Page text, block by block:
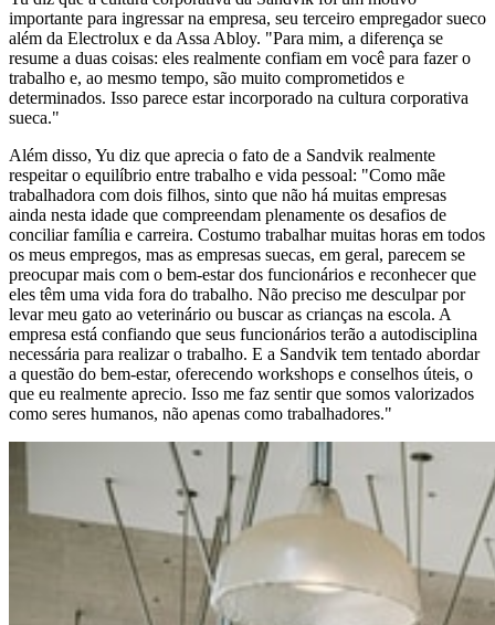
importante para ingressar na empresa, seu terceiro empregador sueco
além da Electrolux e da Assa Abloy. "Para mim, a diferença se
resume a duas coisas: eles realmente confiam em você para fazer o
trabalho e, ao mesmo tempo, são muito comprometidos e
determinados. Isso parece estar incorporado na cultura corporativa
sueca."
Além disso, Yu diz que aprecia o fato de a Sandvik realmente
respeitar o equilíbrio entre trabalho e vida pessoal: "Como mãe
trabalhadora com dois filhos, sinto que não há muitas empresas
ainda nesta idade que compreendam plenamente os desafios de
conciliar família e carreira. Costumo trabalhar muitas horas em todos
os meus empregos, mas as empresas suecas, em geral, parecem se
preocupar mais com o bem-estar dos funcionários e reconhecer que
eles têm uma vida fora do trabalho. Não preciso me desculpar por
levar meu gato ao veterinário ou buscar as crianças na escola. A
empresa está confiando que seus funcionários terão a autodisciplina
necessária para realizar o trabalho. E a Sandvik tem tentado abordar
a questão do bem-estar, oferecendo workshops e conselhos úteis, o
que eu realmente aprecio. Isso me faz sentir que somos valorizados
como seres humanos, não apenas como trabalhadores."